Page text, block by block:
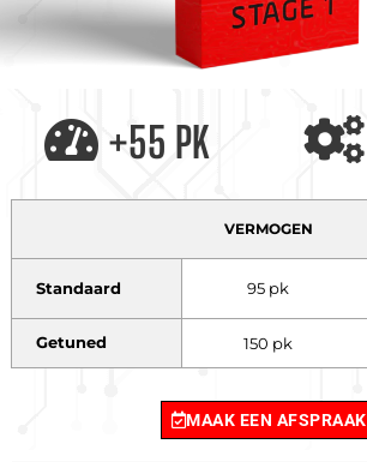
+55 PK
VERMOGEN
Standaard 95 pk
Getuned 150 pk
MAAK EEN AFSPRAAK